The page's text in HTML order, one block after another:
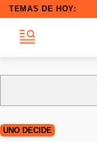
TEMAS DE HOY:
UNO DECIDE